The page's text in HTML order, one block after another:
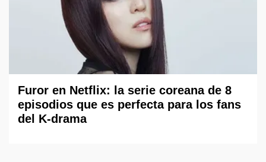
Furor en Netflix: la serie coreana de 8
episodios que es perfecta para los fans
del K-drama